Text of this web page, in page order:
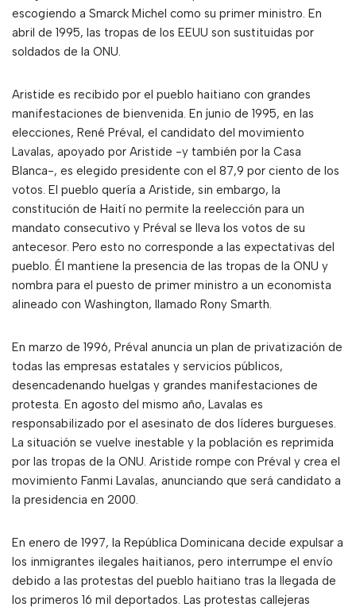
escogiendo a Smarck Michel como su primer ministro. En
abril de 1995, las tropas de los EEUU son sustituidas por
soldados de la ONU.
Aristide es recibido por el pueblo haitiano con grandes
manifestaciones de bienvenida. En junio de 1995, en las
elecciones, René Préval, el candidato del movimiento
Lavalas, apoyado por Aristide -y también por la Casa
Blanca-, es elegido presidente con el 87,9 por ciento de los
votos. El pueblo quería a Aristide, sin embargo, la
constitución de Haití no permite la reelección para un
mandato consecutivo y Préval se lleva los votos de su
antecesor. Pero esto no corresponde a las expectativas del
pueblo. Él mantiene la presencia de las tropas de la ONU y
nombra para el puesto de primer ministro a un economista
alineado con Washington, llamado Rony Smarth.
En marzo de 1996, Préval anuncia un plan de privatización de
todas las empresas estatales y servicios públicos,
desencadenando huelgas y grandes manifestaciones de
protesta. En agosto del mismo año, Lavalas es
responsabilizado por el asesinato de dos líderes burgueses.
La situación se vuelve inestable y la población es reprimida
por las tropas de la ONU. Aristide rompe con Préval y crea el
movimiento Fanmi Lavalas, anunciando que será candidato a
la presidencia en 2000.
En enero de 1997, la República Dominicana decide expulsar a
los inmigrantes ilegales haitianos, pero interrumpe el envío
debido a las protestas del pueblo haitiano tras la llegada de
los primeros 16 mil deportados. Las protestas callejeras